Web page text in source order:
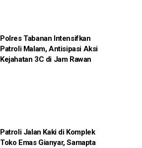
Polres Tabanan Intensifkan
Patroli Malam, Antisipasi Aksi
Kejahatan 3C di Jam Rawan
Patroli Jalan Kaki di Komplek
Toko Emas Gianyar, Samapta